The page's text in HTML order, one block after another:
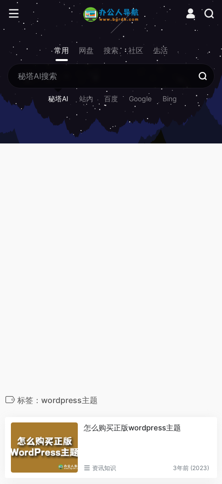
常用 网盘 搜索 社区 生活
秘塔AI 站内 百度 Google Bing
标签：wordpress主题
怎么购买正版wordpress主题
资讯知识 3年前 (2023)